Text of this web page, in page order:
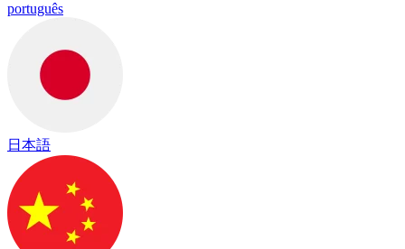
português
日本語